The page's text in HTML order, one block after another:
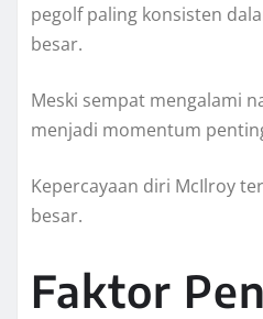
pegolf paling konsisten
besar.
Meski sempat mengalami
menjadi momentum
Kepercayaan diri McIlroy
besar.
Faktor